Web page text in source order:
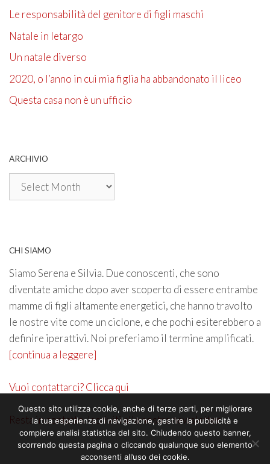
Le responsabilità del genitore di figli maschi
Natale in letargo
Un natale diverso
2020, o l’anno in cui mia figlia ha abbandonato il liceo
Questa casa non è un ufficio
ARCHIVIO
Archivio
CHI SIAMO
Siamo Serena e Silvia. Due conoscenti, che sono
diventate amiche dopo aver scoperto di essere entrambe
mamme di figli altamente energetici, che hanno travolto
le nostre vite come un ciclone, e che pochi esiterebbero a
definire iperattivi. Noi preferiamo il termine amplificati.
[continua a leggere]
Vuoi contattarci? Clicca qui
Resta in contatto. Iscriviti alla nostra newsletter
Questo sito utilizza cookie, anche di terze parti, per migliorare
la tua esperienza di navigazione, gestire la pubblicità e
compiere analisi statistica del sito. Chiudendo questo banner,
scorrendo questa pagina o cliccando qualunque suo elemento
acconsenti all’uso dei cookie.